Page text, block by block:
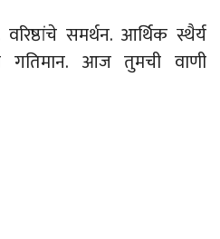
समर्थन. आर्थिक स्थैर्य
गतिमान. आज तुमची वाणी